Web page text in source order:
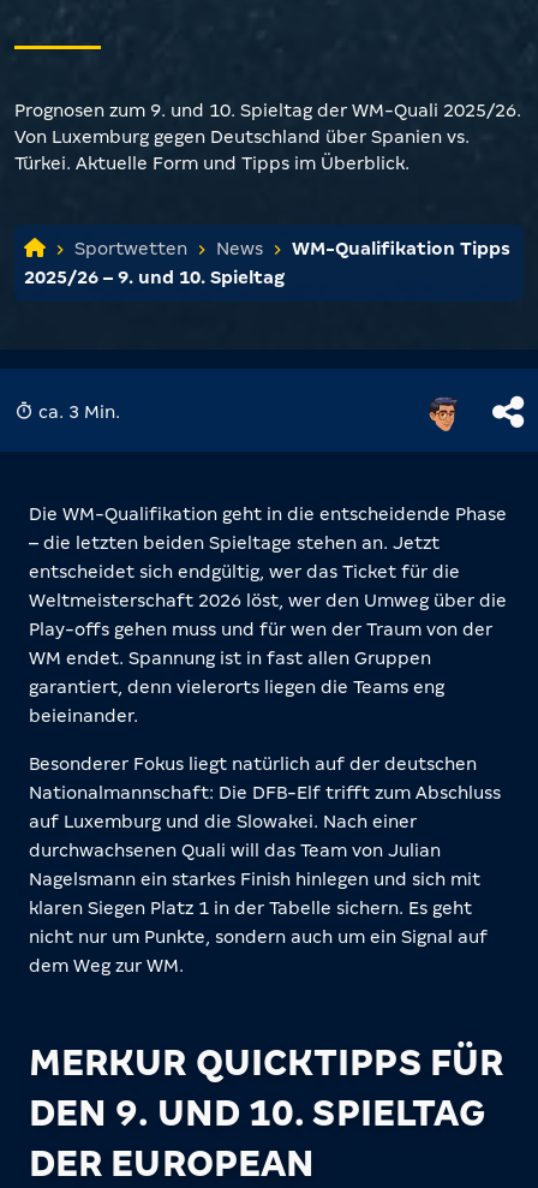
Prognosen zum 9. und 10. Spieltag der WM-Quali 2025/26.
Von Luxemburg gegen Deutschland über Spanien vs.
Türkei. Aktuelle Form und Tipps im Überblick.
Sportwetten News
WM-Qualifikation Tipps
2025/26 – 9. und 10. Spieltag
ca. 3 Min.
Die WM-Qualifikation geht in die entscheidende Phase
– die letzten beiden Spieltage stehen an. Jetzt
entscheidet sich endgültig, wer das Ticket für die
Weltmeisterschaft 2026 löst, wer den Umweg über die
Play-offs gehen muss und für wen der Traum von der
WM endet. Spannung ist in fast allen Gruppen
garantiert, denn vielerorts liegen die Teams eng
beieinander.
Besonderer Fokus liegt natürlich auf der deutschen
Nationalmannschaft: Die DFB-Elf trifft zum Abschluss
auf Luxemburg und die Slowakei. Nach einer
durchwachsenen Quali will das Team von Julian
Nagelsmann ein starkes Finish hinlegen und sich mit
klaren Siegen Platz 1 in der Tabelle sichern. Es geht
nicht nur um Punkte, sondern auch um ein Signal auf
dem Weg zur WM.
MERKUR QUICKTIPPS FÜR
DEN 9. UND 10. SPIELTAG
DER EUROPEAN